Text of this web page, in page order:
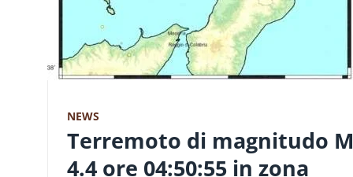
NEWS
Terremoto di magnitudo
4.4 ore 04:50:55 in zona